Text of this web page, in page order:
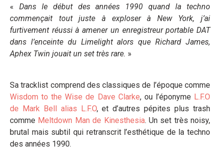
« Dans le début des années 1990 quand la techno
commençait tout juste à exploser à New York, j’ai
furtivement réussi à amener un enregistreur portable DAT
dans l’enceinte du Limelight alors que Richard James,
Aphex Twin jouait un set très rare. »
Sa tracklist comprend des classiques de l’époque comme
Wisdom to the Wise de Dave Clarke, ou l’éponyme L.F.O
de Mark Bell alias L.F.O, et d’autres pépites plus trash
comme Meltdown Man de Kinesthesia. Un set très noisy,
brutal mais subtil qui retranscrit l’esthétique de la techno
des années 1990.